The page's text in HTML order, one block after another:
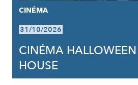
CINÉMA
31/10/2026
CINÉMA
HOUSE